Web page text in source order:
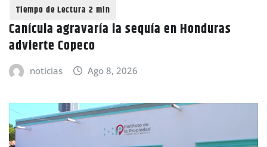
Canícula agravaría la sequía en Honduras
advierte Copeco
noticias Ago 8, 2026